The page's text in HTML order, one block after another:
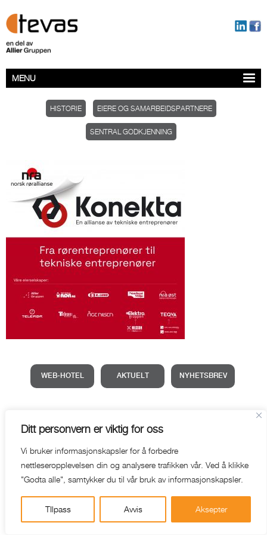
Ditt personvern er viktig for oss
Vi bruker informasjonskapsler for å forbedre
nettleseropplevelsen din og analysere trafikken vår. Ved å klikke
"Godta alle", samtykker du til vår bruk av informasjonskapsler.
TIlpass Avvis Aksepter
MENU
HISTORIE EIERE OG SAMARBEIDSPARTNERE
SENTRAL GODKJENNING
WEB-HOTEL AKTUELT NYHETSBREV